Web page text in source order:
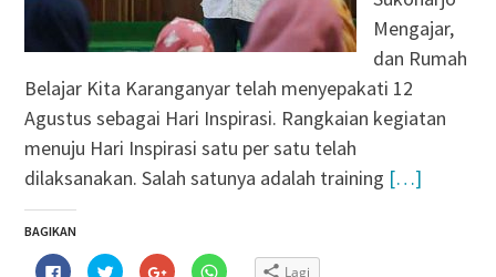
Mengajar,
dan Rumah
Belajar Kita Karanganyar telah menyepakati 12
Agustus sebagai Hari Inspirasi. Rangkaian kegiatan
menuju Hari Inspirasi satu per satu telah
dilaksanakan. Salah satunya adalah training […]
BAGIKAN
Klik Klik Klik Klik Lagi